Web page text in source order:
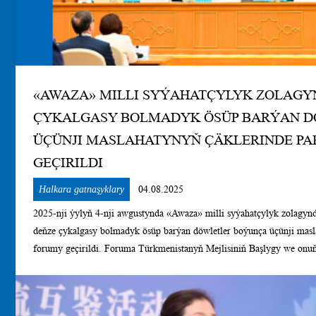
«AWAZA» MILLI SYÝAHATÇYLYK
ÇYKALGASY BOLMADYK ÖSÜP BARÝAN
ÜÇÜNJI MASLAHATYNYŇ ÇÄKLERINDE
GEÇIRILDI
Halkara gatnaşyklary 04.08.2025
2025-nji ýylyň 4-nji awgustynda «Awaza» milli syýahatçylyk
deňze çykalgasy bolmadyk ösüp barýan döwletler boýunça üçünji
forumy geçirildi. Foruma Türkmenistanyň Mejlisiniň Başlygy we onuň wekilleri
laýyk gelýän netijeli hyzmatdaşlygy giňeltmegiň möhüm şerti bolup
Lideri, Türkmenistanyň Halk Maslahatynyň Başlygy Gahryman